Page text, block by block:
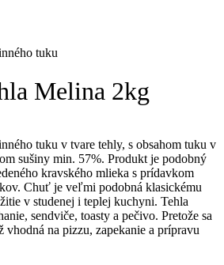
tuku
Melina 2kg
tuku v tvare tehly, s obsahom tuku v
sušiny min. 57%. Produkt je podobný
kravského mlieka s prídavkom
Chuť je veľmi podobná klasickému
v studenej i teplej kuchyni. Tehla
sendviče, toasty a pečivo. Pretože sa
na pizzu, zapekanie a prípravu